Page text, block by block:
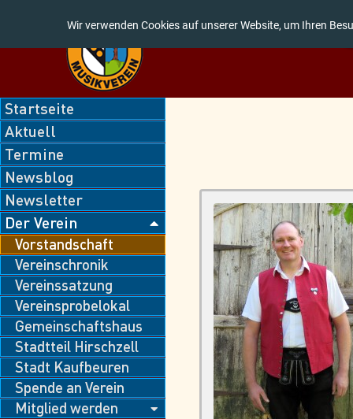
Navigation
überspringen
Startseite
Aktuell
Termine
Newsblog
Newsletter
Der Verein
Vorstandschaft
Vereinschronik
Vereinssatzung
Vereinsprobelokal
Gemeinschaftshaus
Stadtteil Hirschzell
Stadt Kaufbeuren
Spende an Verein
Mitglied werden
Wir verwenden Cookies auf unserer Website, um Ihren